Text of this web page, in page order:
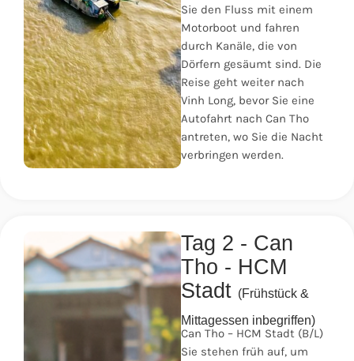
Sie den Fluss mit einem
Motorboot und fahren
durch Kanäle, die von
Dörfern gesäumt sind. Die
Reise geht weiter nach
Vinh Long, bevor Sie eine
Autofahrt nach Can Tho
antreten, wo Sie die Nacht
verbringen werden.
Tag 2 - Can
Tho - HCM
Stadt (Frühstück &
Mittagessen inbegriffen)
Can Tho – HCM Stadt (B/L)
Sie stehen früh auf, um